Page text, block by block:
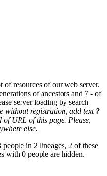
of resources of our web server.
of ancestors and 7 - of
server loading by search
without registration, add text ?
of URL of this page. Please,
else.
in 2 lineages, 2 of these
with 0 people are hidden.